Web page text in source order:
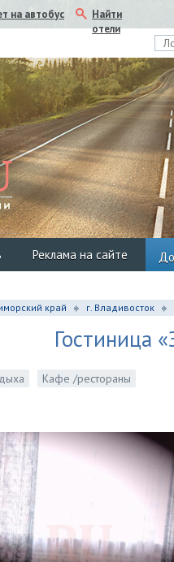
на автобус
Найти
отели
Реклама на сайте
край г. Владивосток
Гостиница
Кафе /рестораны